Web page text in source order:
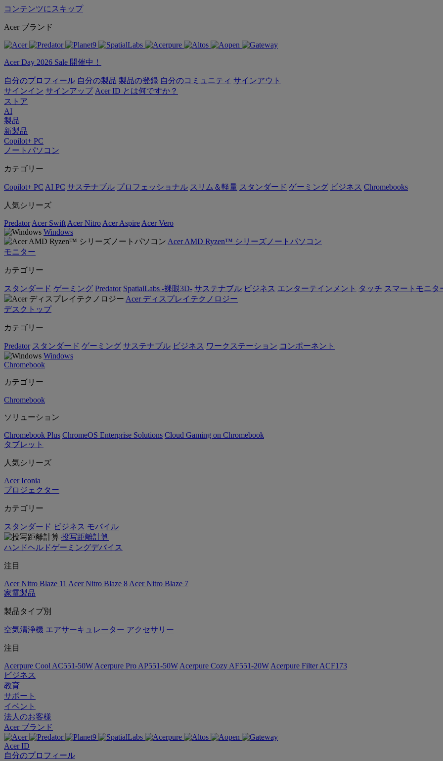
コンテンツにスキップ
Acer ブランド
Acer Day 2026 Sale 開催中！
自分のプロフィール 自分の製品 製品の登録 自分のコミュニティ サインアウト
サインイン サインアップ Acer ID とは何ですか？
ストア
AI
製品
新製品
Copilot+ PC
ノートパソコン
カテゴリー
Copilot+ PC AI PC サステナブル プロフェッショナル スリム＆軽量 スタンダード ゲーミング ビジネス Chromebooks
人気シリーズ
Predator Acer Swift Acer Nitro Acer Aspire Acer Vero
Windows
Acer AMD Ryzen™ シリーズノートパソコン
モニター
カテゴリー
スタンダード ゲーミング Predator SpatialLabs -裸眼3D- サステナブル ビジネス エンターテインメント タッチ スマートモニタ
Acer ディスプレイテクノロジー
デスクトップ
カテゴリー
Predator スタンダード ゲーミング サステナブル ビジネス ワークステーション コンポーネント
Windows
Chromebook
カテゴリー
Chromebook
ソリューション
Chromebook Plus ChromeOS Enterprise Solutions Cloud Gaming on Chromebook
タブレット
人気シリーズ
Acer Iconia
プロジェクター
カテゴリー
スタンダード ビジネス モバイル
投写距離計算
ハンドヘルドゲーミングデバイス
注目
Acer Nitro Blaze 11 Acer Nitro Blaze 8 Acer Nitro Blaze 7
家電製品
製品タイプ別
空気清浄機 エアサーキュレーター アクセサリー
注目
Acerpure Cool AC551-50W Acerpure Pro AP551-50W Acerpure Cozy AF551-20W Acerpure Filter ACF173
ビジネス
教育
サポート
イベント
法人のお客様
Acer ブランド
Acer ID
自分のプロフィール